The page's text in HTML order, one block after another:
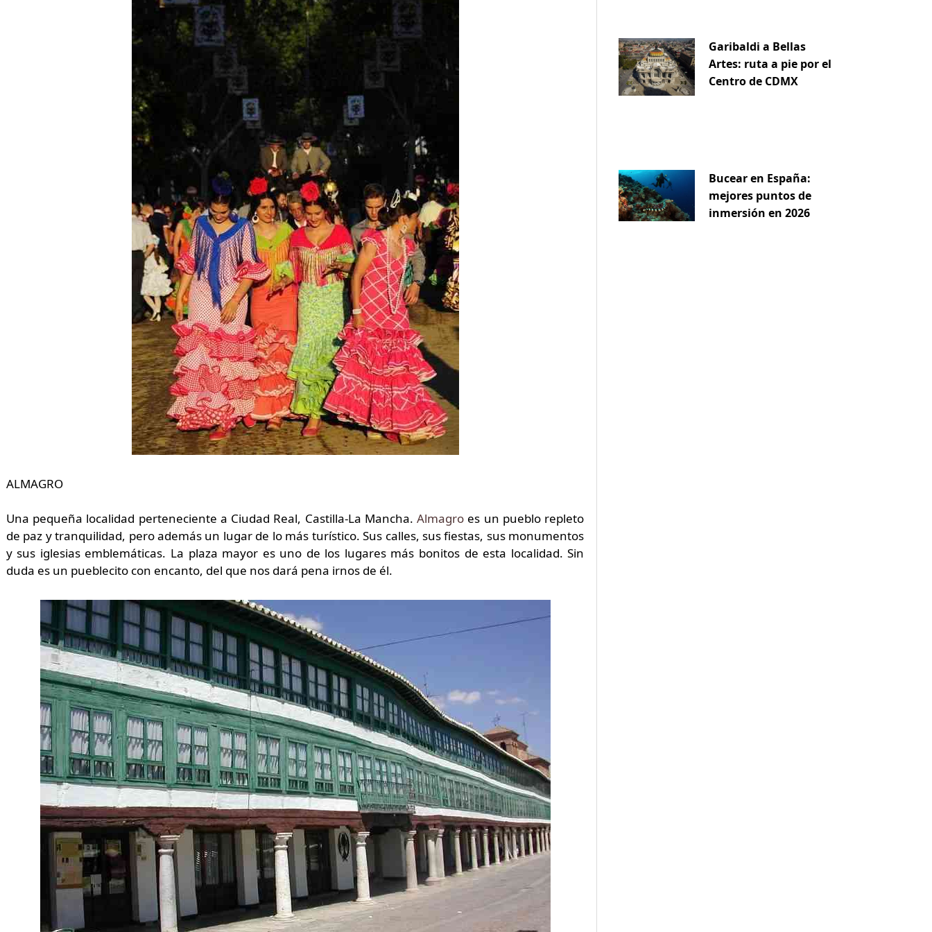
ALMAGRO
Una pequeña localidad perteneciente a Ciudad Real, Castilla-La Mancha.Almagro es un pueblo repleto
de paz y tranquilidad, pero además un lugar de lo más turístico. Sus calles, sus fiestas, sus monumentos
y sus iglesias emblemáticas. La plaza mayor es uno de los lugares más bonitos de esta localidad. Sin
duda es un pueblecito con encanto, del que nos dará pena irnos de él.
Garibaldi a Bellas
Artes: ruta a pie por el
Centro de CDMX
Bucear en España:
mejores puntos de
inmersión en 2026